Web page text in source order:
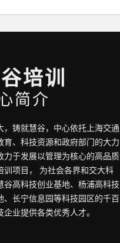
培训
简介
，铸就慧谷，中心依托上海交通
育、科技资源和政府部门的大力
力于发展以管理为核心的高品质
训项目， 为社会各界和交大科
谷高科技创业基地、杨浦高科技
、长宁信息园等科技园区的千百
企业提供各类优秀人才。